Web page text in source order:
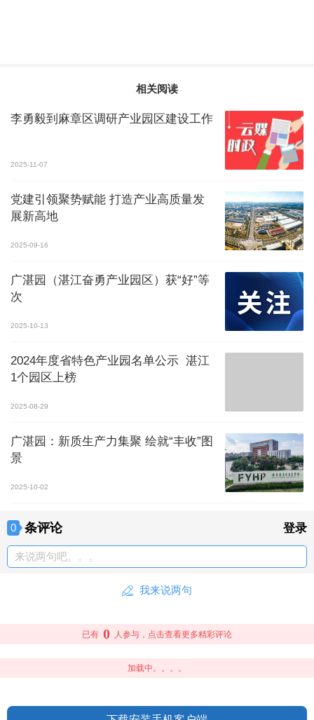
相关阅读
李勇毅到麻章区调研产业园区建设工作
2025-11-07
党建引领聚势赋能 打造产业高质量发
展新高地
2025-09-16
广湛园（湛江奋勇产业园区）获“好”等
次
2025-10-13
2024年度省特色产业园名单公示 湛江
1个园区上榜
2025-08-29
广湛园：新质生产力集聚 绘就“丰收”图
景
2025-10-02
0 条评论 登录
来说两句吧。。。
我来说两句
已有 0 人参与，点击查看更多精彩评论
加载中。。。。